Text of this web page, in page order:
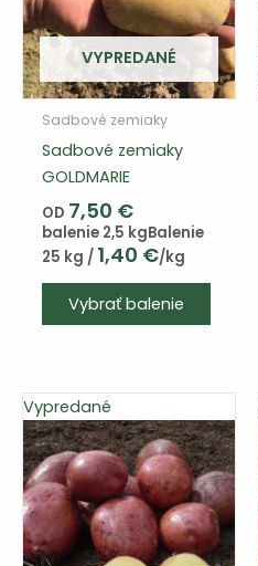
VYPREDANÉ
Sadbové zemiaky
Sadbové zemiaky
GOLDMARIE
OD 7,50 €
balenie 2,5 kgBalenie
25 kg / 1,40 €/kg
Vybrať balenie
Vypredané